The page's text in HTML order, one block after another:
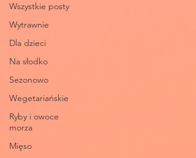
Wszystkie posty
Wytrawnie
Dla dzieci
Na słodko
Sezonowo
Wegetariańskie
Ryby i owoce
morza
Mięso